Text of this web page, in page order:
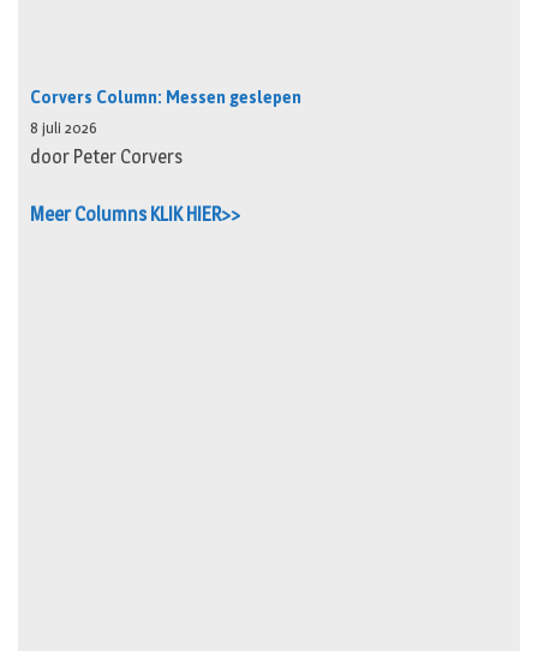
Corvers Column: Messen geslepen
8 juli 2026
door Peter Corvers
Meer Columns KLIK HIER>>